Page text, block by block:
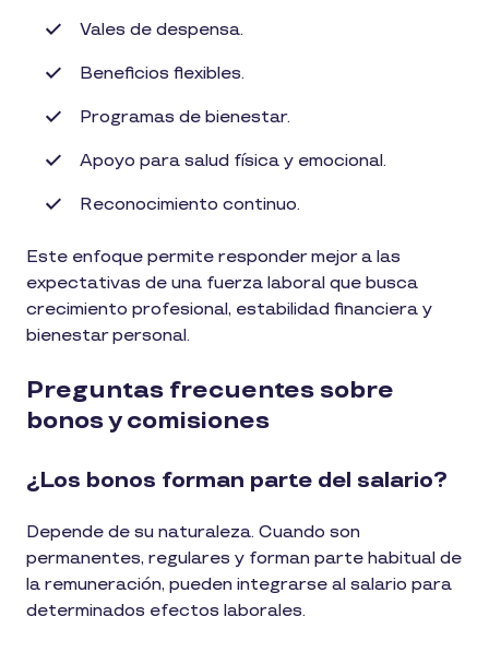
Vales de despensa.
Beneficios flexibles.
Programas de bienestar.
Apoyo para salud física y emocional.
Reconocimiento continuo.
Este enfoque permite responder mejor a las
expectativas de una fuerza laboral que busca
crecimiento profesional, estabilidad financiera y
bienestar personal.
Preguntas frecuentes sobre
bonos y comisiones
¿Los bonos forman parte del salario?
Depende de su naturaleza. Cuando son
permanentes, regulares y forman parte habitual de
la remuneración, pueden integrarse al salario para
determinados efectos laborales.